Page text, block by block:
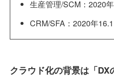
生産管理/SCM：2020
CRM/SFA：2020年
クラウド化の背景は「DX